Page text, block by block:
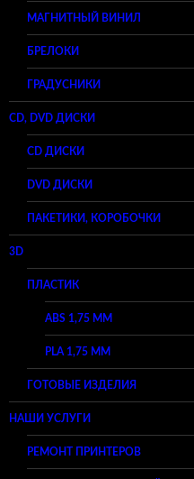
МАГНИТНЫЙ ВИНИЛ
БРЕЛОКИ
ГРАДУСНИКИ
CD, DVD ДИСКИ
CD ДИСКИ
DVD ДИСКИ
ПАКЕТИКИ, КОРОБОЧКИ
3D
ПЛАСТИК
ABS 1,75 ММ
PLA 1,75 ММ
ГОТОВЫЕ ИЗДЕЛИЯ
НАШИ УСЛУГИ
РЕМОНТ ПРИНТЕРОВ